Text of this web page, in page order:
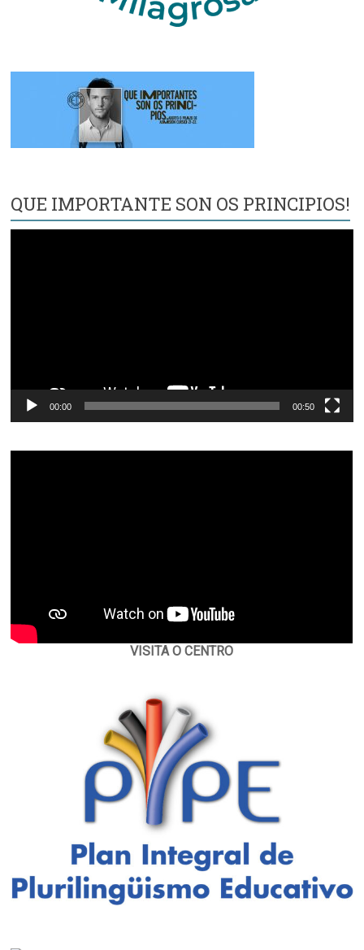
QUE IMPORTANTE SON OS PRINCIPIOS!
00:00 00:50
VISITA O CENTRO